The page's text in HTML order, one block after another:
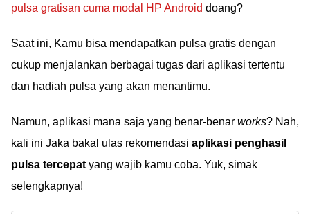
pulsa gratisan cuma modal HP Android doang?
Saat ini, Kamu bisa mendapatkan pulsa gratis dengan
cukup menjalankan berbagai tugas dari aplikasi tertentu
dan hadiah pulsa yang akan menantimu.
Namun, aplikasi mana saja yang benar-benar works? Nah,
kali ini Jaka bakal ulas rekomendasi aplikasi penghasil
pulsa tercepat yang wajib kamu coba. Yuk, simak
selengkapnya!